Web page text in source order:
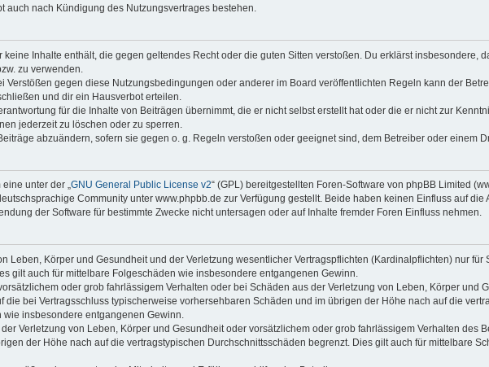
auch nach Kündigung des Nutzungsvertrages bestehen.
Inhalte enthält, die gegen geltendes Recht oder die guten Sitten verstoßen. Du erklärst insbesondere,
zu verwenden.
Verstößen gegen diese Nutzungsbedingungen oder anderer im Board veröffentlichten Regeln kann der
und dir ein Hausverbot erteilen.
für die Inhalte von Beiträgen übernimmt, die er nicht selbst erstellt hat oder die er nicht zur
jederzeit zu löschen oder zu sperren.
abzuändern, sofern sie gegen o. g. Regeln verstoßen oder geeignet sind, dem Betreiber oder einem
unter der „GNU General Public License v2“ (GPL) bereitgestellten Foren-Software von phpBB Limited
Community unter www.phpbb.de zur Verfügung gestellt. Beide haben keinen Einfluss auf die
der Software für bestimmte Zwecke nicht untersagen oder auf Inhalte fremder Foren Einfluss nehmen.
Leben, Körper und Gesundheit und der Verletzung wesentlicher Vertragspflichten (Kardinalpflichten) nur
gilt auch für mittelbare Folgeschäden wie insbesondere entgangenen Gewinn.
oder grob fahrlässigem Verhalten oder bei Schäden aus der Verletzung von Leben, Körper und
bei Vertragsschluss typischerweise vorhersehbaren Schäden und im übrigen der Höhe nach auf die
insbesondere entgangenen Gewinn.
Verletzung von Leben, Körper und Gesundheit oder vorsätzlichem oder grob fahrlässigem Verhalten des
der Höhe nach auf die vertragstypischen Durchschnittsschäden begrenzt. Dies gilt auch für mittelbare